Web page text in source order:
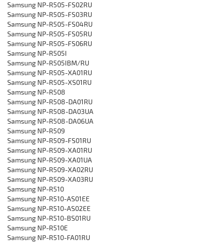
‎Samsung NP-R505-FS02RU
‎Samsung NP-R505-FS03RU
‎Samsung NP-R505-FS04RU
‎Samsung NP-R505-FS05RU
‎Samsung NP-R505-FS06RU
‎Samsung NP-R505I
‎Samsung NP-R505IBM/RU
‎Samsung NP-R505-XA01RU
‎Samsung NP-R505-XS01RU
Samsung NP-R508
‎Samsung NP-R508-DA01RU
Samsung NP-R508-DA03UA
‎Samsung NP-R508-DA06UA
Samsung NP-R509
‎Samsung NP-R509-FS01RU
‎Samsung NP-R509-XA01RU
Samsung NP-R509-XA01UA
‎Samsung NP-R509-XA02RU
‎Samsung NP-R509-XA03RU
Samsung NP-R510
‎Samsung NP-R510-AS01EE
‎Samsung NP-R510-AS02EE
‎Samsung NP-R510-BS01RU
‎Samsung NP-R510E
‎Samsung NP-R510-FA01RU